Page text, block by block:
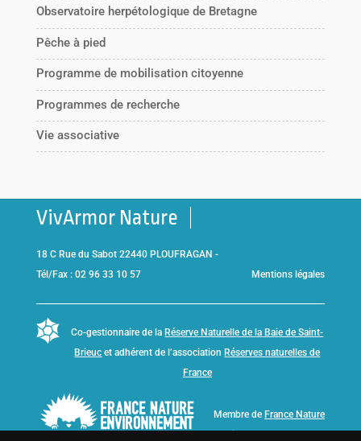
Observatoire herpétologique de Bretagne
Pêche à pied
Programme de mobilisation citoyenne
Programmes de recherche
Vie associative
VivArmor Nature
18 C Rue du Sabot 22440 PLOUFRAGAN -
Tél/Fax : 02 96 33 10 57
Mentions légales
Co-gestionnaire de la Réserve Naturelle de la Baie de Saint-
Brieuc et adhérent de l’association Réserves naturelles de
France
Membre de France Nature